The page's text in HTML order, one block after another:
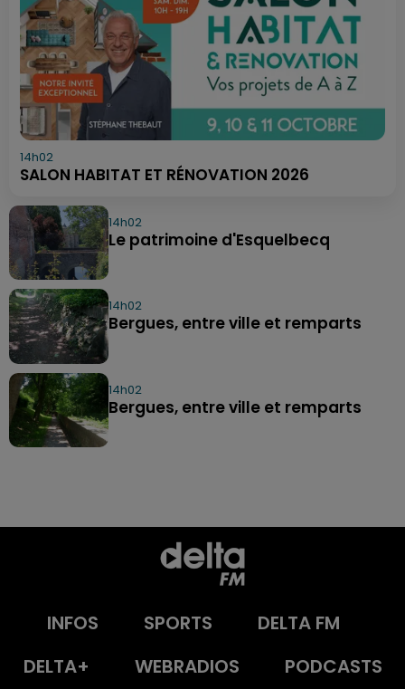
14h02
SALON HABITAT ET RÉNOVATION 2026
14h02
Le patrimoine d'Esquelbecq
14h02
Bergues, entre ville et remparts
14h02
Bergues, entre ville et remparts
INFOS SPORTS
DELTA FM
DELTA+
WEBRADIOS PODCASTS